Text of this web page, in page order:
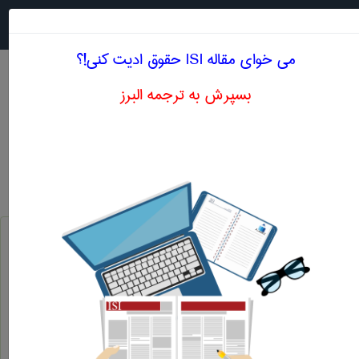
اصطلاحات تخصصی انگلیسی حقوق حرف F
تحویل به کشتی (بهای کالا به علاوه هزینه حمل تا داخل کشتی)
f. o. b. (free on board)
می خوای مقاله ISI حقوق ادیت کنی!؟
بسپرش به ترجمه البرز